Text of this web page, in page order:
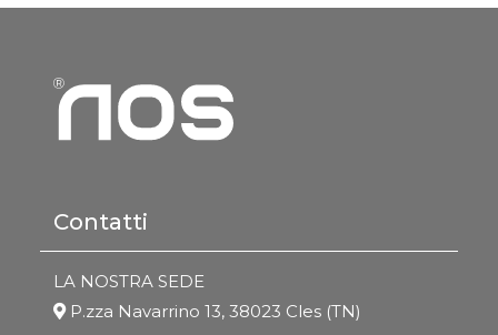
Contatti
LA NOSTRA SEDE
P.zza Navarrino 13, 38023 Cles (TN)